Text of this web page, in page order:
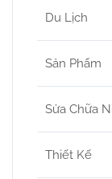
Du Lịch
Sản Phẩm
Sửa Chữa
Thiết Kế